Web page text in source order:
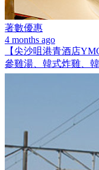
著數優惠
4 months ago
【尖沙咀港青酒店
參雞湯、韓式炸雞、